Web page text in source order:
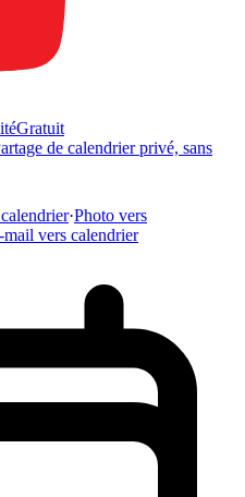
Gratuit
de calendrier privé, sans
·Photo vers
mail vers calendrier